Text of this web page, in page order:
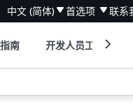
中文 (简体) 首选项 联系
南 开发人员工具